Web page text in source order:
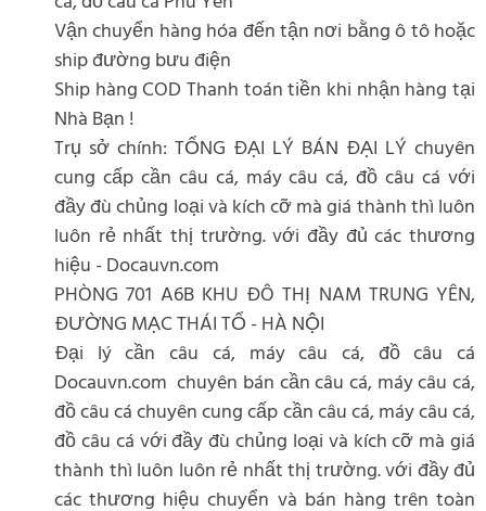
Vận chuyển hàng hóa đến tận nơi bằng ô tô hoặc
ship đường bưu điện
Ship hàng COD Thanh toán tiền khi nhận hàng tại
Nhà Bạn !
Trụ sở chính: TỔNG ĐẠI LÝ BÁN ĐẠI LÝ chuyên
cung cấp cần câu cá, máy câu cá, đồ câu cá với
đầy đù chủng loại và kích cỡ mà giá thành thì luôn
luôn rẻ nhất thị trường. với đầy đủ các thương
hiệu - Docauvn.com
PHÒNG 701 A6B KHU ĐÔ THỊ NAM TRUNG YÊN,
ĐƯỜNG MẠC THÁI TỔ - HÀ NỘI
Đại lý cần câu cá, máy câu cá, đồ câu cá
Docauvn.com chuyên bán cần câu cá, máy câu cá,
đồ câu cá chuyên cung cấp cần câu cá, máy câu cá,
đồ câu cá với đầy đù chủng loại và kích cỡ mà giá
thành thì luôn luôn rẻ nhất thị trường. với đầy đủ
các thương hiệu chuyển và bán hàng trên toàn